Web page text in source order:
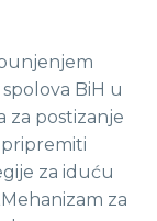
BiH u
za postizanje
pripremiti
za iduću
za